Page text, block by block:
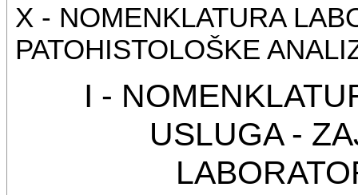
X - NOMENKLATURA
PATOHISTOLOŠKE
I -
USLUGA -